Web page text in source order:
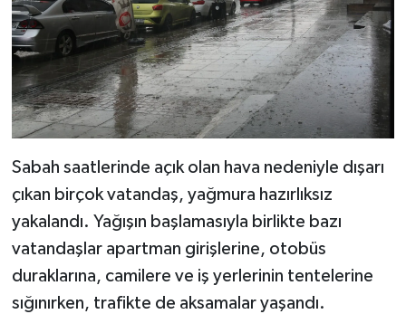
Sabah saatlerinde açık olan hava nedeniyle dışarı
çıkan birçok vatandaş, yağmura hazırlıksız
yakalandı. Yağışın başlamasıyla birlikte bazı
vatandaşlar apartman girişlerine, otobüs
duraklarına, camilere ve iş yerlerinin tentelerine
sığınırken, trafikte de aksamalar yaşandı.